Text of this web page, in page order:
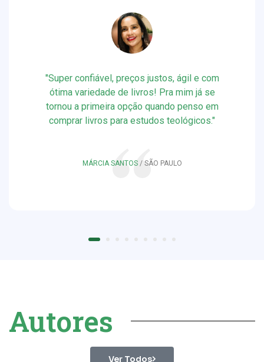
"Respeito, transparência, preço justo, ótimas
promoções, atenção com o cliente, livros
bem embalados, envio rápido, etc. São esses
pontos que me fazem ser comprador nessa
Autores
Ver Todos